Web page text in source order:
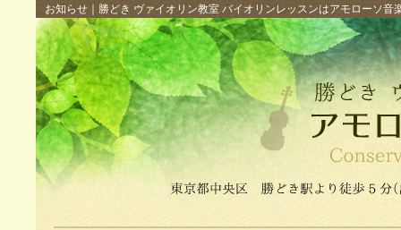
お知らせ｜勝どき ヴァイオリン教室 バイオリンレッスンはアモローソ